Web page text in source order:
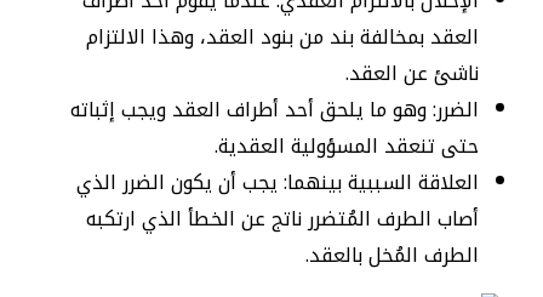
العقد بمخالفة بند من بنود العقد، وهذا الالتزام
ناشئ عن العقد.
الضرر: وهو ما يلحق أحد أطراف العقد ويجب إثباته
حتى تنعقد المسؤولية العقدية.
العلاقة السببية بينهما: يجب أن يكون الضرر الذي
أصاب الطرف المُتضرر ناتج عن الخطأ الذي ارتكبه
الطرف المُخل بالعقد.